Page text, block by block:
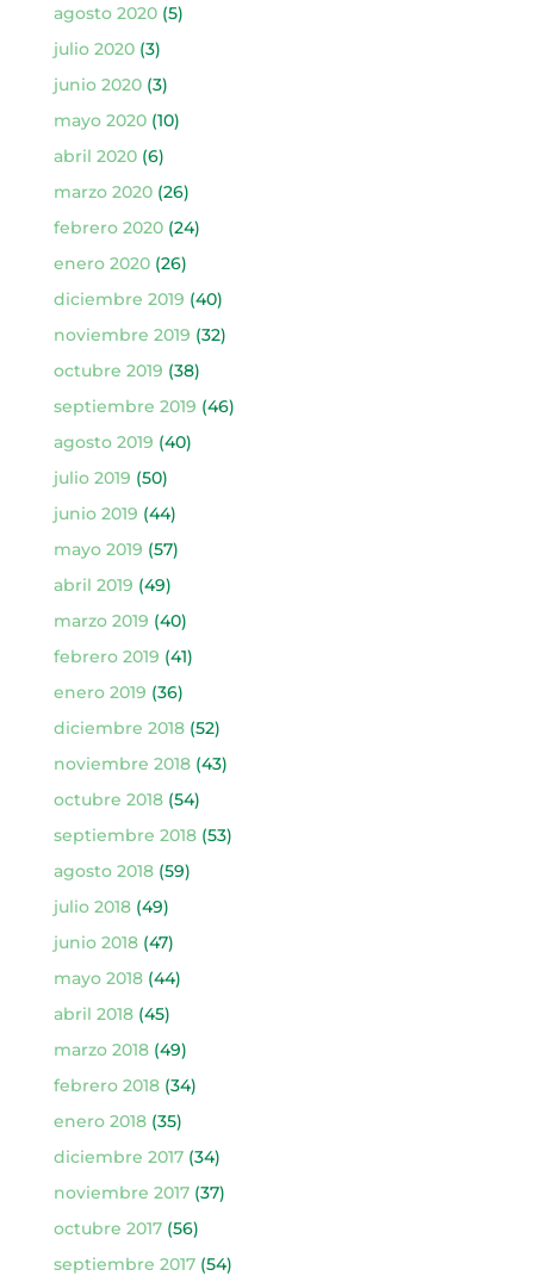
agosto 2020(5)
julio 2020(3)
junio 2020(3)
mayo 2020(10)
abril 2020(6)
marzo 2020(26)
febrero 2020(24)
enero 2020(26)
diciembre 2019 (40)
noviembre 2019 (32)
octubre 2019 (38)
septiembre 2019 (46)
agosto 2019 (40)
julio 2019 (50)
junio 2019 (44)
mayo 2019 (57)
abril 2019 (49)
marzo 2019 (40)
febrero 2019 (41)
enero 2019 (36)
diciembre 2018(52)
noviembre 2018(43)
octubre 2018(54)
septiembre 2018(53)
agosto 2018(59)
julio 2018(49)
junio 2018(47)
mayo 2018(44)
abril 2018(45)
marzo 2018(49)
febrero 2018(34)
enero 2018(35)
diciembre 2017(34)
noviembre 2017(37)
octubre 2017(56)
septiembre 2017(54)